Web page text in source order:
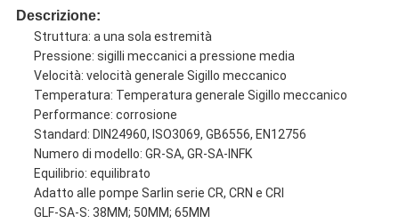
Descrizione:
Struttura: a una sola estremità
Pressione: sigilli meccanici a pressione media
Velocità: velocità generale Sigillo meccanico
Temperatura: Temperatura generale Sigillo meccanico
Performance: corrosione
Standard: DIN24960, ISO3069, GB6556, EN12756
Numero di modello: GR-SA, GR-SA-INFK
Equilibrio: equilibrato
Adatto alle pompe Sarlin serie CR, CRN e CRI
GLF-SA-S: 38MM; 50MM; 65MM